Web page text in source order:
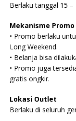
Berlaku tanggal 15 –
Mekanisme Promo
• Promo berlaku
Long Weekend.
• Belanja bisa
• Promo juga
gratis ongkir.
Lokasi Outlet
Berlaku di seluruh